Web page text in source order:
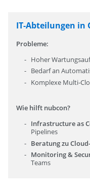
IT-Abteilungen in
Probleme:
Hoher
Bedarf an
Komplexe Multi-
Wie hilft nubcon?
Infrastructure as
Pipelines
Beratung zu
Monitoring &
Teams